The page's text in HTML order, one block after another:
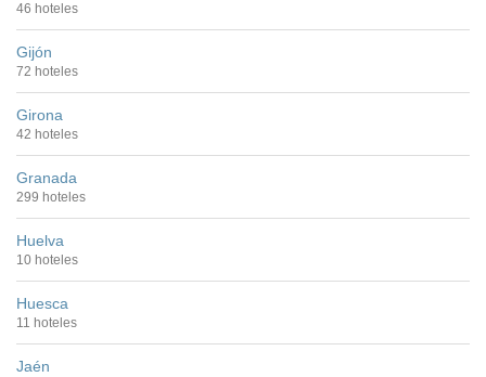
46 hoteles
Gijón
72 hoteles
Girona
42 hoteles
Granada
299 hoteles
Huelva
10 hoteles
Huesca
11 hoteles
Jaén